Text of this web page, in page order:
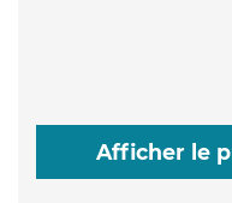
Afficher le